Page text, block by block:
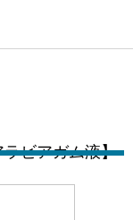
ビアガム液】